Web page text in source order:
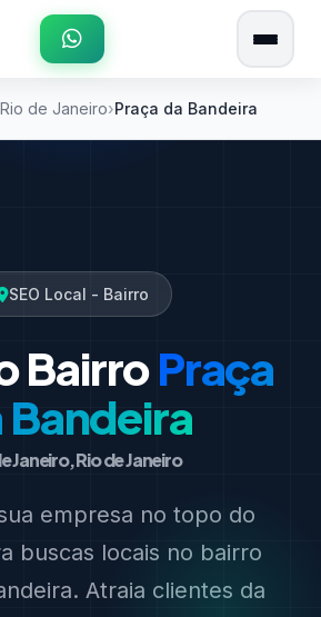
Rio de Janeiro Praça da Bandeira
SEO Local - Bairro
BairroPraça
Bandeira
Janeiro, Rio de Janeiro
empresa no topo do
buscas locais no bairro
Atraia clientes da